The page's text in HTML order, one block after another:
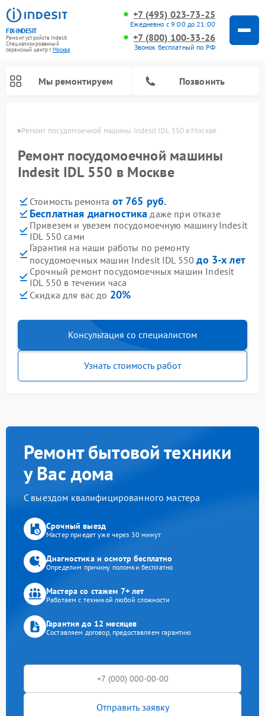
FIX-INDESIT
Ремонт устройств Indesit
Специализированный
cервисный центр г.Москва
+7 (495) 023-73-25
Ежедневно с 9:00 до 21:00
+7 (800) 100-33-26
Звонок бесплатный по РФ
Мы ремонтируем Позвонить
Ремонт посудомоечной машины Indesit IDL 550 в Москве
Ремонт посудомоечной машины
Indesit IDL 550 в Москве
Стоимость ремонта от 765 руб.
Бесплатная диагностика даже при отказе
Привезем и увезем посудомоечную машину Indesit
IDL 550 сами
Гарантия на наши работы по ремонту
посудомоечных машин Indesit IDL 550до 3-х лет
Срочный ремонт посудомоечных машин Indesit
IDL 550 в течении часа
Скидка для вас до 20%
Консультация со специалистом
Узнать стоимость работ
Ремонт бытовой техники
у Вас дома
С выездом квалифицированного мастера
Срочный выезд
Мастер приедет уже через 30 минут
Диагностика и осмотр бесплатно
Определим причину поломки бесплатно
Мастера со стажем 7+ лет
Работаем с техникой любой сложности
Гарантия до 12 месяцев
Составляем договор, предоставляем гарантию
Отправить заявку